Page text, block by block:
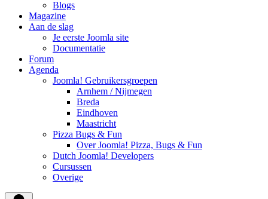
Blogs
Magazine
Aan de slag
Je eerste Joomla site
Documentatie
Forum
Agenda
Joomla! Gebruikersgroepen
Arnhem / Nijmegen
Breda
Eindhoven
Maastricht
Pizza Bugs & Fun
Over Joomla! Pizza, Bugs & Fun
Dutch Joomla! Developers
Cursussen
Overige